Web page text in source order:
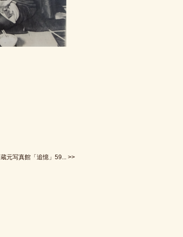
蔵元写真館「追憶」59... >>